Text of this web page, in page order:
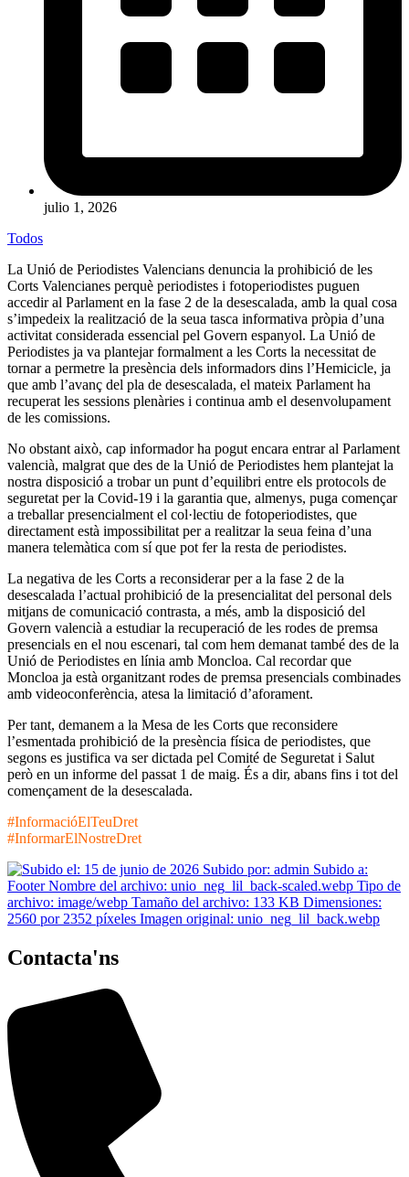
julio 1, 2026
Todos
La Unió de Periodistes Valencians denuncia la prohibició de les
Corts Valencianes perquè periodistes i fotoperiodistes puguen
accedir al Parlament en la fase 2 de la desescalada, amb la qual cosa
s’impedeix la realització de la seua tasca informativa pròpia d’una
activitat considerada essencial pel Govern espanyol. La Unió de
Periodistes ja va plantejar formalment a les Corts la necessitat de
tornar a permetre la presència dels informadors dins l’Hemicicle, ja
que amb l’avanç del pla de desescalada, el mateix Parlament ha
recuperat les sessions plenàries i continua amb el desenvolupament
de les comissions.
No obstant això, cap informador ha pogut encara entrar al Parlament
valencià, malgrat que des de la Unió de Periodistes hem plantejat la
nostra disposició a trobar un punt d’equilibri entre els protocols de
seguretat per la Covid-19 i la garantia que, almenys, puga començar
a treballar presencialment el col·lectiu de fotoperiodistes, que
directament està impossibilitat per a realitzar la seua feina d’una
manera telemàtica com sí que pot fer la resta de periodistes.
La negativa de les Corts a reconsiderar per a la fase 2 de la
desescalada l’actual prohibició de la presencialitat del personal dels
mitjans de comunicació contrasta, a més, amb la disposició del
Govern valencià a estudiar la recuperació de les rodes de premsa
presencials en el nou escenari, tal com hem demanat també des de la
Unió de Periodistes en línia amb Moncloa. Cal recordar que
Moncloa ja està organitzant rodes de premsa presencials combinades
amb videoconferència, atesa la limitació d’aforament.
Per tant, demanem a la Mesa de les Corts que reconsidere
l’esmentada prohibició de la presència física de periodistes, que
segons es justifica va ser dictada pel Comité de Seguretat i Salut
però en un informe del passat 1 de maig. És a dir, abans fins i tot del
començament de la desescalada.
#InformacióElTeuDret
#InformarElNostreDret
Contacta'ns